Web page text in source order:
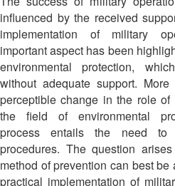
influenced by the received
implementation of military
important aspect has been
environmental protection,
without adequate support.
perceptible change in the role of
the field of environmental
process entails the need to
procedures. The question
method of prevention can best be
practical implementation of